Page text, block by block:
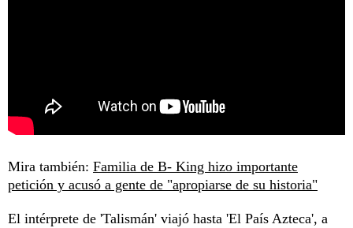
Mira también: Familia de B- King hizo importante
petición y acusó a gente de "apropiarse de su historia"
El intérprete de 'Talismán' viajó hasta 'El País Azteca', a